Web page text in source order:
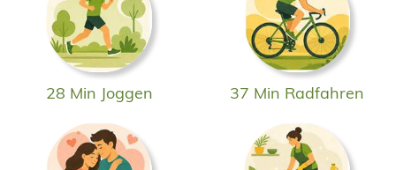
28 Min Joggen 37 Min Radfahren